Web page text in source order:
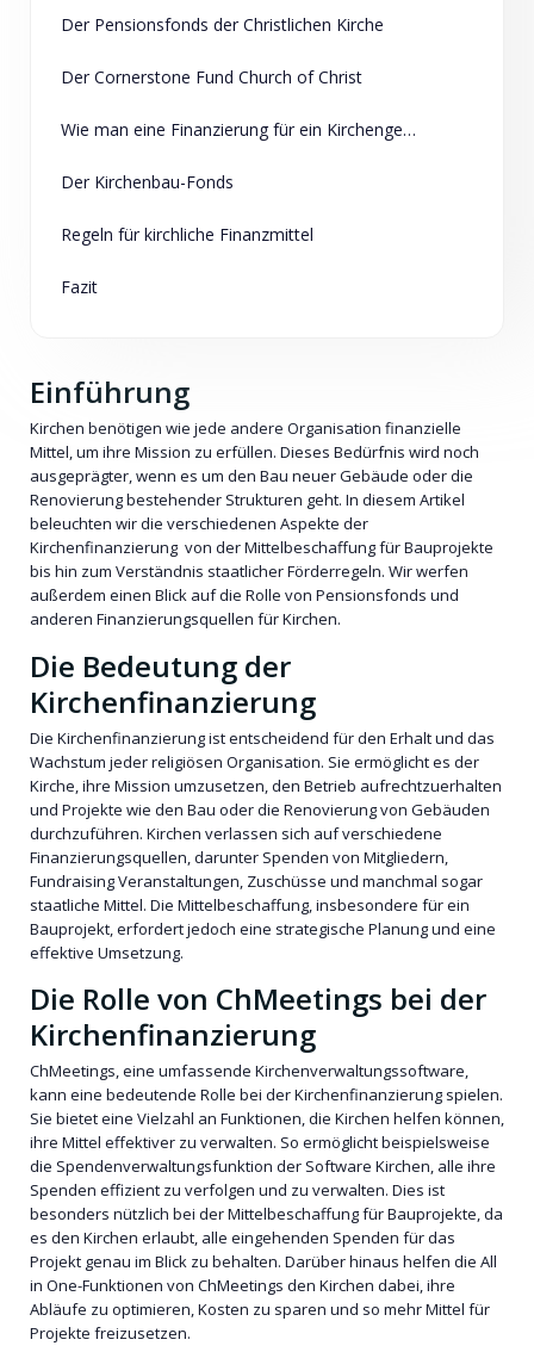
Der Pensionsfonds der Christlichen Kirche
Der Cornerstone Fund Church of Christ
Wie man eine Finanzierung für ein Kirchengebäude erhält
Der Kirchenbau-Fonds
Regeln für kirchliche Finanzmittel
Fazit
Einführung
Kirchen benötigen wie jede andere Organisation finanzielle
Mittel, um ihre Mission zu erfüllen. Dieses Bedürfnis wird noch
ausgeprägter, wenn es um den Bau neuer Gebäude oder die
Renovierung bestehender Strukturen geht. In diesem Artikel
beleuchten wir die verschiedenen Aspekte der
Kirchenfinanzierung von der Mittelbeschaffung für Bauprojekte
bis hin zum Verständnis staatlicher Förderregeln. Wir werfen
außerdem einen Blick auf die Rolle von Pensionsfonds und
anderen Finanzierungsquellen für Kirchen.
Die Bedeutung der
Kirchenfinanzierung
Die Kirchenfinanzierung ist entscheidend für den Erhalt und das
Wachstum jeder religiösen Organisation. Sie ermöglicht es der
Kirche, ihre Mission umzusetzen, den Betrieb aufrechtzuerhalten
und Projekte wie den Bau oder die Renovierung von Gebäuden
durchzuführen. Kirchen verlassen sich auf verschiedene
Finanzierungsquellen, darunter Spenden von Mitgliedern,
Fundraising Veranstaltungen, Zuschüsse und manchmal sogar
staatliche Mittel. Die Mittelbeschaffung, insbesondere für ein
Bauprojekt, erfordert jedoch eine strategische Planung und eine
effektive Umsetzung.
Die Rolle von ChMeetings bei der
Kirchenfinanzierung
ChMeetings, eine umfassende Kirchenverwaltungssoftware,
kann eine bedeutende Rolle bei der Kirchenfinanzierung spielen.
Sie bietet eine Vielzahl an Funktionen, die Kirchen helfen können,
ihre Mittel effektiver zu verwalten. So ermöglicht beispielsweise
die Spendenverwaltungsfunktion der Software Kirchen, alle ihre
Spenden effizient zu verfolgen und zu verwalten. Dies ist
besonders nützlich bei der Mittelbeschaffung für Bauprojekte, da
es den Kirchen erlaubt, alle eingehenden Spenden für das
Projekt genau im Blick zu behalten. Darüber hinaus helfen die All
in One-Funktionen von ChMeetings den Kirchen dabei, ihre
Abläufe zu optimieren, Kosten zu sparen und so mehr Mittel für
Projekte freizusetzen.